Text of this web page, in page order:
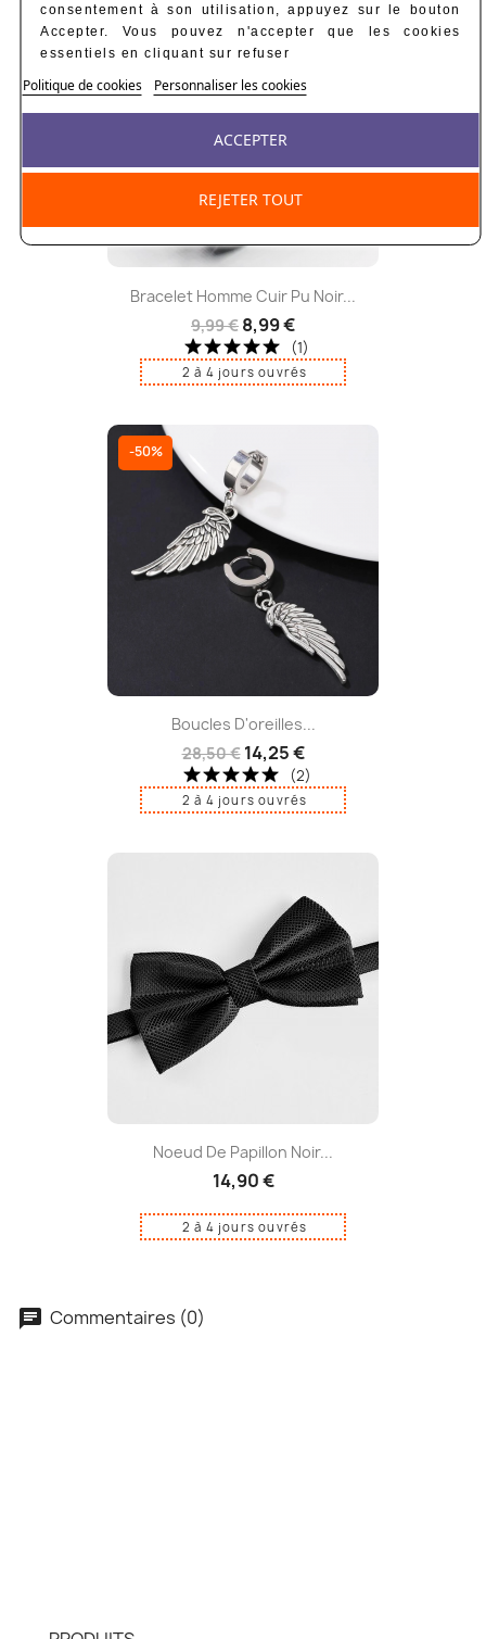
Bracelet Homme Cuir Pu Noir...
9,99 € 8,99 €
(1)
2 à 4 jours ouvrés
-10%
Boucles D'oreilles...
28,50 € 14,25 €
(2)
2 à 4 jours ouvrés
-50%
Noeud De Papillon Noir...
14,90 €
2 à 4 jours ouvrés
Commentaires (0)
consentement à son utilisation, appuyez sur le bouton
Accepter. Vous pouvez n'accepter que les cookies
essentiels en cliquant sur refuser
Politique de cookies Personnaliser les cookies
REJETER TOUT
ACCEPTER